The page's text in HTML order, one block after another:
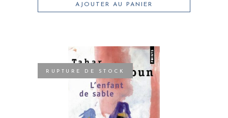
AJOUTER AU PANIER
RUPTURE DE STOCK